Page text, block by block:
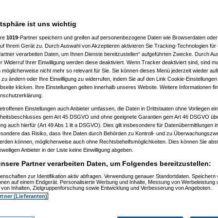
10:52:44)
11:01:21)
11:27:44)
14:15:42)
14:17:28)
am 15.01.2007, 12:42:30)
10:55:38)
11:02:48)
11:17:13)
11:30:04)
11:35:10)
08:06:40)
08:19:08)
resetam 15.01.2007, 13:35:59)
(resetam 16.01.2007, 09:21:51)
(Flipam 16.01.2007, 21:40:15)
15.01.2007, 16:49:41)
am 15.01.2007, 17:34:16)
(Flipam 15.01.2007, 21:31:36)
ist uns wichtig
1019-Partner speichern und greifen auf personenbezogene Daten wie Browserdaten
Ihrem Gerät zu. Durch Auswahl von Akzeptieren aktivieren Sie Tracking-Technologien für
verarbeiten Daten, um Ihnen Dienste bereitzustellen“ aufgeführten Zwecke. Durch
Widerruf Ihrer Einwilligung werden diese deaktiviert. Wenn Tracker deaktiviert sind, sind
möglicherweise nicht mehr so relevant für Sie. Sie können dieses Menü jederzeit wieder
zu ändern oder Ihre Einwilligung zu widerrufen, indem Sie auf den Link Cookie-
klicken. Ihre Einstellungen gelten innerhalb unseres Website. Weitere Informationen
Einstellungen auch Anbieter umfassen, die Daten in Drittstaaten ohne Vorliegen
gem Art 45 DSGVO und ohne geeignete Garantien gem Art 46 DSGVO
auch hierfür (Art 49 Abs 1 lit a DSGVO). Dies gilt insbesondere für Datenübermittlungen
das Risiko, dass Ihre Daten durch Behörden zu Kontroll- und zu
können, möglicherweise auch ohne Rechtsbehelfsmöglichkeiten. Dies können Sie
Anbieter in der Liste keine Einwilligung abgeben.
Partner verarbeiten Daten, um Folgendes bereitzustellen:
zur Identifikation aktiv abfragen. Verwendung genauer Standortdaten. Speichern
auf einem Endgerät. Personalisierte Werbung und Inhalte, Messung von Werbeleistung
Inhalten, Zielgruppenforschung sowie Entwicklung und Verbesserung von Angeboten.
(Lieferanten)